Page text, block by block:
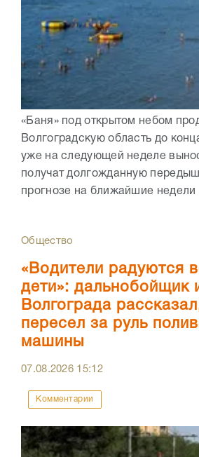
«Баня» под открытом небом
Волгоградскую область до
уже на следующей неделе
получат долгожданную
прогнозе на ближайшие недели
Общество
«Водители радуются
дети»: дальнобойщик
Волгограда
пересел за руль
машины
07.08.2026 15:12
Комментарии